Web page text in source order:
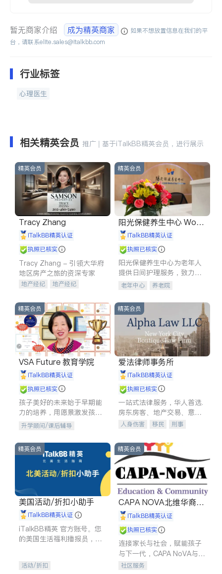
暂无商家介绍 成为精英商家
如果不想放置信息在我们的平
台，请联系elite.sales@italkbb.com
行业标签
心理医生
相关精英会员 推广 | 基于iTalkBB精英会员，进行展示
精英会员
Tracy Zhang
iTalkBB精英认证
执照已核实
Tracy Zhang - 引领大华府
地区房产之旅的资深专家
地产经纪
地产经纪
商铺租售
开发商建商
精英会员
阳光保健养生中心 World
shine
iTalkBB精英认证
执照已核实
阳光保健养生中心为老年人
提供日间护理服务，致力于
通过持续的护理创新来有效
老年中心 养老院
精英会员
VSA Future 教育学院
iTalkBB精英认证
执照已核实
孩子美好的未来始于早期能
力的培养，用愿景激发孩子
的学习潜力和动力。理念：
拥有成长型心态是成功的基
石。
升学顾问/课后辅导
精英会员
爱法律师事务所
iTalkBB精英认证
执照已核实
一站式法律服务，华人首选.
房东房客、地产交易、意外
伤害、车祸重伤、商业诉
建筑合同、刑事案件全包办
人身伤害 移民
刑事
信托/遗嘱
商业
索赔
律师-其它 保释
精英会员
美国活动/折扣小助手
iTalkBB精英认证
iTalkBB精英 官方账号。您
的美国生活福利播报员，精
专属福利。
活动/折扣
精英会员
CAPA NOVA北维华裔家
长会iTalkBB精英认证
执照已核实
连接家长与社会，赋能孩子
与下一代，CAPA NoVA与您
携手建设包容、公平、充满
社区服务